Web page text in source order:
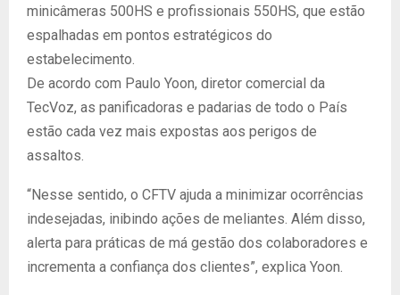
minicâmeras 500HS e profissionais 550HS, que estão
espalhadas em pontos estratégicos do
estabelecimento.
De acordo com Paulo Yoon, diretor comercial da
TecVoz, as panificadoras e padarias de todo o País
estão cada vez mais expostas aos perigos de
assaltos.
“Nesse sentido, o CFTV ajuda a minimizar ocorrências
indesejadas, inibindo ações de meliantes. Além disso,
alerta para práticas de má gestão dos colaboradores e
incrementa a confiança dos clientes”, explica Yoon.